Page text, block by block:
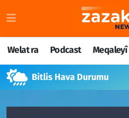
Welat ra Podcast Meqaleyî
Bitlis Hava Durumu
Welat ra
Podcast
Meqaleyî
Nöbetçi Eczaneler
Hava Durumu
Namaz Vakitleri